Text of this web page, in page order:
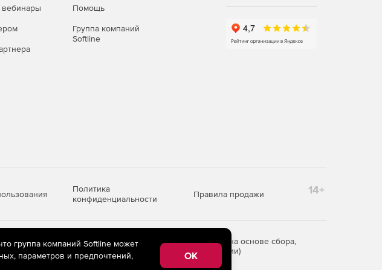
Помощь
Группа компаний
Softline
Политика
конфиденциальности
Правила продажи 14+
технологии предоставления информации на основе сбора,
находящихся на территории Российской Федерации)
группа компаний Softline может
параметров и предпочтений,
OK